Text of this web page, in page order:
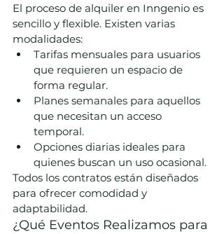
El proceso de alquiler en Inngenio es
sencillo y flexible. Existen varias
modalidades:
Tarifas mensuales para usuarios
que requieren un espacio de
forma regular.
Planes semanales para aquellos
que necesitan un acceso
temporal.
Opciones diarias ideales para
quienes buscan un uso ocasional.
Todos los contratos están diseñados
para ofrecer comodidad y
adaptabilidad.
¿Qué Eventos Realizamos para